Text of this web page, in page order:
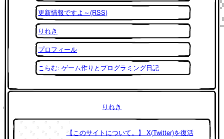
更新情報ですよ～(RSS)
りれき
プロフィール
こらむ: ゲーム作りとプログラミング日記
りれき
【このサイトについて。】 X(Twitter)を復活